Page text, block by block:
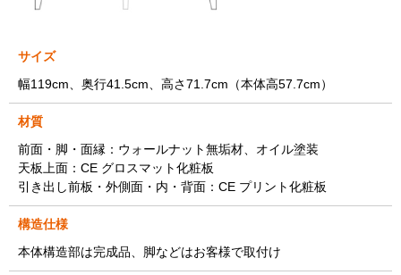
サイズ
幅119cm、奥行41.5cm、高さ71.7cm（本体高57.7cm）
材質
前面・脚・面縁：ウォールナット無垢材、オイル塗装
天板上面：CE グロスマット化粧板
引き出し前板・外側面・内・背面：CE プリント化粧板
構造仕様
本体構造部は完成品、脚などはお客様で取付け